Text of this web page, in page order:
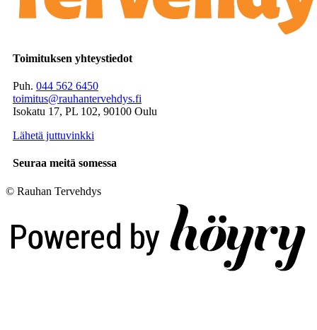
Toimituksen yhteystiedot
Puh. 044 562 6450
toimitus@rauhantervehdys.fi
Isokatu 17, PL 102, 90100 Oulu
Lähetä juttuvinkki
Seuraa meitä somessa
© Rauhan Tervehdys